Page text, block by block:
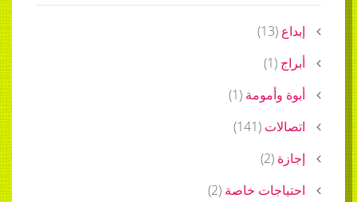
إبداع (
13
)
أبراج (
1
)
أبوة وأمومة (
1
)
اتصالات (
141
)
إجازة (
2
)
احتياجات خاصة (
2
)